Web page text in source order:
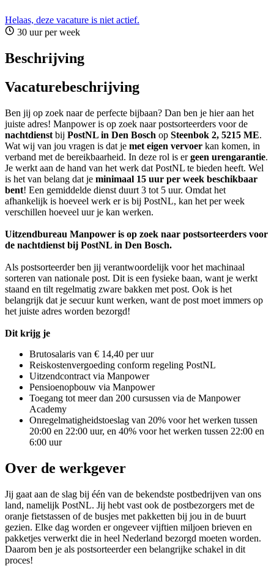
Helaas, deze vacature is niet actief.
30 uur per week
Beschrijving
Vacaturebeschrijving
Ben jij op zoek naar de perfecte bijbaan? Dan ben je hier aan het
juiste adres! Manpower is op zoek naar postsorteerders voor de
nachtdienst bij PostNL in Den Bosch op Steenbok 2, 5215 ME.
Wat wij van jou vragen is dat je met eigen vervoer kan komen, in
verband met de bereikbaarheid. In deze rol is ergeen urengarantie.
Je werkt aan de hand van het werk dat PostNL te bieden heeft. Wel
is het van belang dat je minimaal 15 uur per week beschikbaar
bent! Een gemiddelde dienst duurt 3 tot 5 uur. Omdat het
afhankelijk is hoeveel werk er is bij PostNL, kan het per week
verschillen hoeveel uur je kan werken.
Uitzendbureau Manpower is op zoek naar postsorteerders voor
de nachtdienst bij PostNL in Den Bosch.
Als postsorteerder ben jij verantwoordelijk voor het machinaal
sorteren van nationale post. Dit is een fysieke baan, want je werkt
staand en tilt regelmatig zware bakken met post. Ook is het
belangrijk dat je secuur kunt werken, want de post moet immers op
het juiste adres worden bezorgd!
Dit krijg je
Brutosalaris van € 14,40 per uur
Reiskostenvergoeding conform regeling PostNL
Uitzendcontract via Manpower
Pensioenopbouw via Manpower
Toegang tot meer dan 200 cursussen via de Manpower
Academy
Onregelmatigheidstoeslag van 20% voor het werken tussen
20:00 en 22:00 uur, en 40% voor het werken tussen 22:00 en
6:00 uur
Over de werkgever
Jij gaat aan de slag bij één van de bekendste postbedrijven van ons
land, namelijk PostNL. Jij hebt vast ook de postbezorgers met de
oranje fietstassen of de busjes met pakketten bij jou in de buurt
gezien. Elke dag worden er ongeveer vijftien miljoen brieven en
pakketjes verwerkt die in heel Nederland bezorgd moeten worden.
Daarom ben je als postsorteerder een belangrijke schakel in dit
proces!